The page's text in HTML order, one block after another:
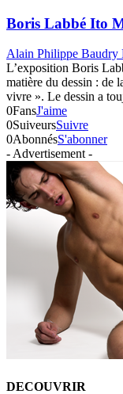
Boris Labbé Ito
Alain Philippe Baudry
L’exposition Boris
matière du dessin : de
vivre ». Le dessin a
0FansJ'aime
0SuiveursSuivre
0AbonnésS'abonner
- Advertisement -
DECOUVRIR